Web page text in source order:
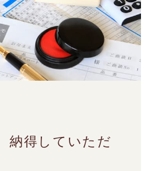
納得していただ